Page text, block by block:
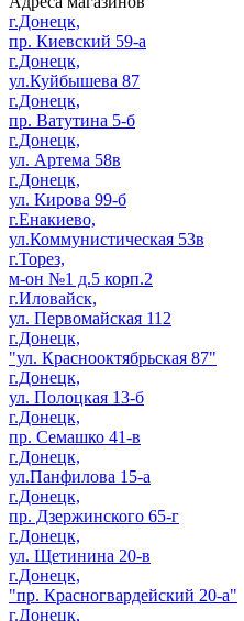
г.Донецк,
пр. Киевский 59-а
г.Донецк,
ул.Куйбышева 87
г.Донецк,
пр. Ватутина 5-б
г.Донецк,
ул. Артема 58в
г.Донецк,
ул. Кирова 99-б
г.Енакиево,
ул.Коммунистическая 53в
г.Торез,
м-он №1 д.5 корп.2
г.Иловайск,
ул. Первомайская 112
г.Донецк,
"ул. Краснооктябрьская 87"
г.Донецк,
ул. Полоцкая 13-б
г.Донецк,
пр. Семашко 41-в
г.Донецк,
ул.Панфилова 15-а
г.Донецк,
пр. Дзержинского 65-г
г.Донецк,
ул. Щетинина 20-в
г.Донецк,
"пр. Красногвардейский 20-а"
г.Донецк,